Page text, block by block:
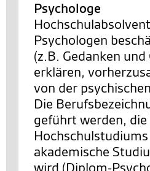
Psychologe
Psychologen
(z.B. Gedanken
erklären,
von der
Die
geführt werden, die
akademische
wird (Diplom-